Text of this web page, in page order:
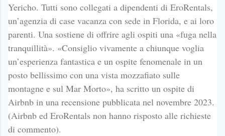
Yericho. Tutti sono collegati a dipendenti di EroRentals,
un’agenzia di case vacanza con sede in Florida, e ai loro
parenti. Una sostiene di offrire agli ospiti una «fuga nella
tranquillità». «Consiglio vivamente a chiunque voglia
un’esperienza fantastica e un ospite fenomenale in un
posto bellissimo con una vista mozzafiato sulle
montagne e sul Mar Morto», ha scritto un ospite di
Airbnb in una recensione pubblicata nel novembre 2023.
(Airbnb ed EroRentals non hanno risposto alle richieste
di commento).